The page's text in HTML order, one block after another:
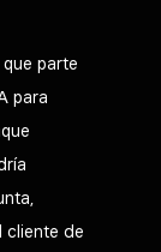
que parte
para
cliente de